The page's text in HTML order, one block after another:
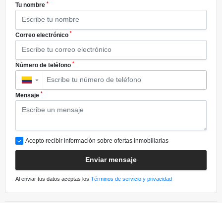
Tu nombre *
Correo electrónico *
Número de teléfono *
▼
Mensaje *
Acepto recibir información sobre ofertas inmobiliarias
Enviar mensaje
Al enviar tus datos aceptas los Términos de servicio y privacidad